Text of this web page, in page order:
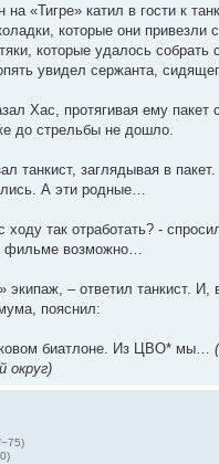
«Тигре» катил в гости к
которые они привезли
которые удалось собрать
увидел сержанта,
Хас, протягивая ему пакет
до стрельбы не дошло.
танкист, заглядывая в
А эти родные…
так отработать? -
фильме возможно…
экипаж, – ответил танкист. И,
пояснил:
биатлоне. Из ЦВО* мы…
округ)